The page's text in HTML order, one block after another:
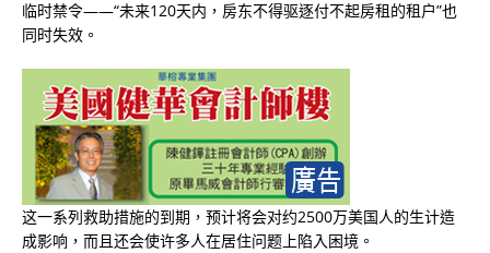
临时禁令——“未来120天内，房东不得驱逐付不起房租的租户”也
同时失效。
这一系列救助措施的到期，预计将会对约2500万美国人的生计造
成影响，而且还会使许多人在居住问题上陷入困境。